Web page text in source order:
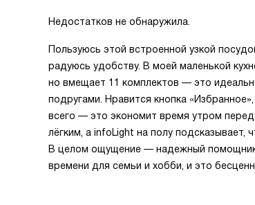
Недостатков не обнаружила.
Пользуюсь этой встроенной узкой
радуюсь удобству. В моей маленькой
но вмещает 11 комплектов — это
подругами. Нравится кнопка
всего — это экономит время утром
лёгким, а infoLight на полу подсказывает,
В целом ощущение — надежный
времени для семьи и хобби, и это